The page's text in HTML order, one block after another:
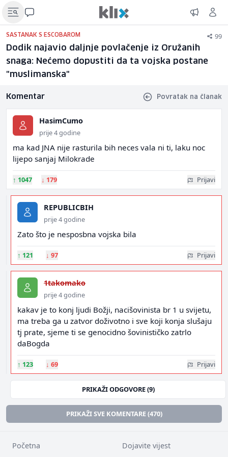
SASTANAK S ESCOBAROM 99
Dodik najavio daljnje povlačenje iz Oružanih
snaga: Nećemo dopustiti da ta vojska postane
"muslimanska"
Komentar Povratak na članak
HasimCumo
prije 4 godine
ma kad JNA nije rasturila bih neces vala ni ti, laku noc
lijepo sanjaj Milokrade
↑ 1047 ↓ 179 Prijavi
REPUBLICBIH
prije 4 godine
Zato što je nesposbna vojska bila
↑ 121 ↓ 97 Prijavi
1takomako
prije 4 godine
kakav je to konj ljudi Božji, nacišovinista br 1 u svijetu,
ma treba ga u zatvor doživotno i sve koji konja slušaju
tj prate, sjeme ti se genocidno šovinističko zatrlo
daBogda
↑ 123 ↓ 69 Prijavi
PRIKAŽI ODGOVORE (9)
PRIKAŽI SVE KOMENTARE (470)
Početna Dojavite vijest